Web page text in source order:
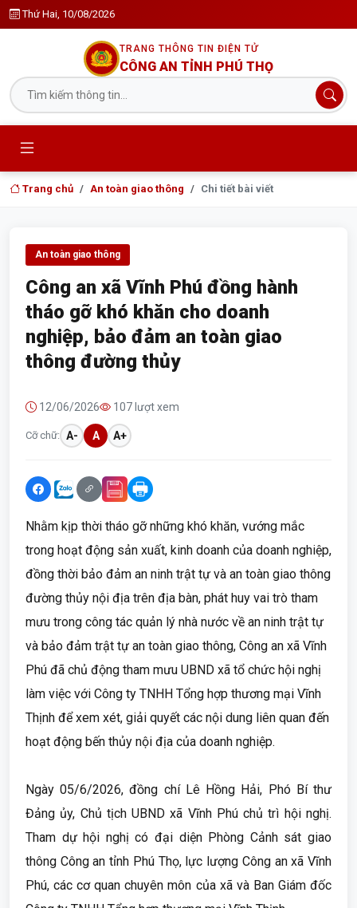
Thứ Hai, 10/08/2026
TRANG THÔNG TIN ĐIỆN TỬ
CÔNG AN TỈNH PHÚ THỌ
Trang chủ An toàn giao thông Chi tiết bài viết
An toàn giao thông
Công an xã Vĩnh Phú đồng hành
tháo gỡ khó khăn cho doanh
nghiệp, bảo đảm an toàn giao
thông đường thủy
12/06/2026 107 lượt xem
Cỡ chữ: A- A A+
Nhằm kịp thời tháo gỡ những khó khăn, vướng mắc
trong hoạt động sản xuất, kinh doanh của doanh nghiệp,
đồng thời bảo đảm an ninh trật tự và an toàn giao thông
đường thủy nội địa trên địa bàn, phát huy vai trò tham
mưu trong công tác quản lý nhà nước về an ninh trật tự
và bảo đảm trật tự an toàn giao thông, Công an xã Vĩnh
Phú đã chủ động tham mưu UBND xã tổ chức hội nghị
làm việc với Công ty TNHH Tổng hợp thương mại Vĩnh
Thịnh để xem xét, giải quyết các nội dung liên quan đến
hoạt động bến thủy nội địa của doanh nghiệp.
Ngày 05/6/2026, đồng chí Lê Hồng Hải, Phó Bí thư
Đảng ủy, Chủ tịch UBND xã Vĩnh Phú chủ trì hội nghị.
Tham dự hội nghị có đại diện Phòng Cảnh sát giao
thông Công an tỉnh Phú Thọ, lực lượng Công an xã Vĩnh
Phú, các cơ quan chuyên môn của xã và Ban Giám đốc